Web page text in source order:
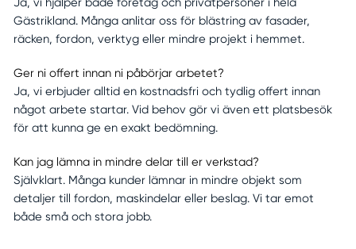
Gästrikland. Många anlitar oss för blästring av fasader,
räcken, fordon, verktyg eller mindre projekt i hemmet.
Ger ni offert innan ni påbörjar arbetet?
Ja, vi erbjuder alltid en kostnadsfri och tydlig offert innan
något arbete startar. Vid behov gör vi även ett platsbesök
för att kunna ge en exakt bedömning.
Kan jag lämna in mindre delar till er verkstad?
Självklart. Många kunder lämnar in mindre objekt som
detaljer till fordon, maskindelar eller beslag. Vi tar emot
både små och stora jobb.